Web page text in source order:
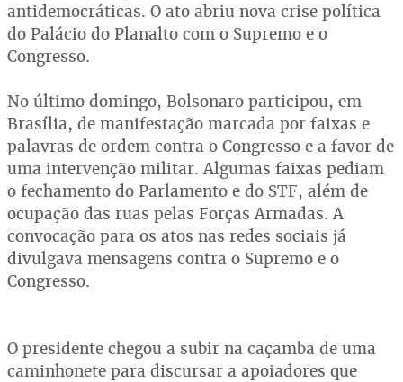
antidemocráticas. O ato abriu nova crise política
do Palácio do Planalto com o Supremo e o
Congresso.
No último domingo, Bolsonaro participou, em
Brasília, de manifestação marcada por faixas e
palavras de ordem contra o Congresso e a favor de
uma intervenção militar. Algumas faixas pediam
o fechamento do Parlamento e do STF, além de
ocupação das ruas pelas Forças Armadas. A
convocação para os atos nas redes sociais já
divulgava mensagens contra o Supremo e o
Congresso.
O presidente chegou a subir na caçamba de uma
caminhonete para discursar a apoiadores que